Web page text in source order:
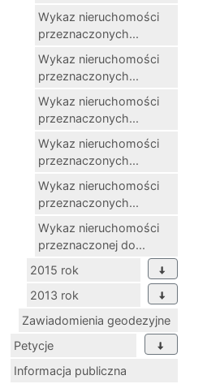
Wykaz nieruchomości
przeznaczonych...
Wykaz nieruchomości
przeznaczonych...
Wykaz nieruchomości
przeznaczonych...
Wykaz nieruchomości
przeznaczonych...
Wykaz nieruchomości
przeznaczonych...
Wykaz nieruchomości
przeznaczonej do...
2015 rok
2013 rok
Zawiadomienia geodezyjne
Petycje
Informacja publiczna